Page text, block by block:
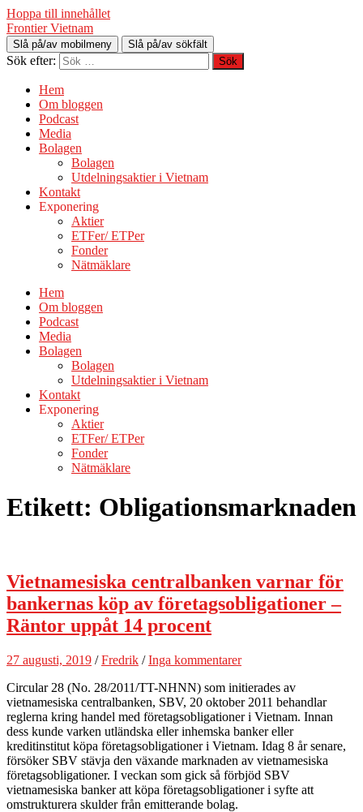
Hoppa till innehållet
Frontier Vietnam
Slå på/av mobilmeny Slå på/av sökfält
Sök efter:
Hem
Om bloggen
Podcast
Media
Bolagen
Bolagen
Utdelningsaktier i Vietnam
Kontakt
Exponering
Aktier
ETFer/ ETPer
Fonder
Nätmäklare
Hem
Om bloggen
Podcast
Media
Bolagen
Bolagen
Utdelningsaktier i Vietnam
Kontakt
Exponering
Aktier
ETFer/ ETPer
Fonder
Nätmäklare
Etikett: Obligationsmarknaden
Vietnamesiska centralbanken varnar för
bankernas köp av företagsobligationer –
Räntor uppåt 14 procent
27 augusti, 2019 /Fredrik /Inga kommentarer
Circular 28 (No. 28/2011/TT-NHNN) som initierades av
vietnamesiska centralbanken, SBV, 20 oktober 2011 behandlar
reglerna kring handel med företagsobligationer i Vietnam. Innan
dess kunde varken utländska eller inhemska banker eller
kreditinstitut köpa företagsobligationer i Vietnam. Idag 8 år senare,
försöker SBV stävja den växande marknaden av vietnamesiska
företagsobligationer. I veckan som gick så förbjöd SBV
vietnamesiska banker att köpa företagsobligationer i syfte att
omstrukturera skulder från emitterande bolag.